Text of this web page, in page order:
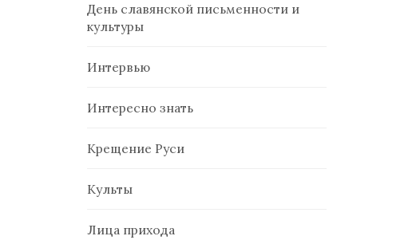
День славянской письменности и
культуры
Интервью
Интересно знать
Крещение Руси
Культы
Лица прихода